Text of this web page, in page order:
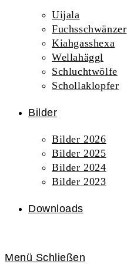
Uijala
Fuchsschwänzer
Kiahgasshexa
Wellahäggl
Schluchtwölfe
Schollaklopfer
Bilder
Bilder 2026
Bilder 2025
Bilder 2024
Bilder 2023
Downloads
Menü Schließen